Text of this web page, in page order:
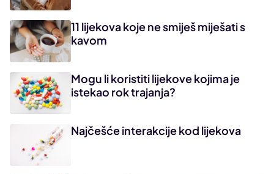
11 lijekova koje ne smiješ miješati s
kavom
Mogu li koristiti lijekove kojima je
istekao rok trajanja?
Najčešće interakcije kod lijekova